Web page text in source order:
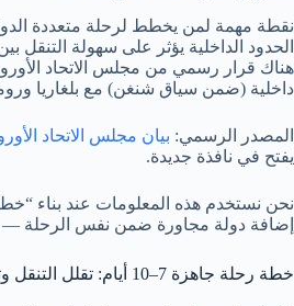
نقطة مهمة لمن يخطط لرحلة متعددة
الحدود الداخلية يؤثر على سهولة التنقل
هناك قرار رسمي من مجلس الاتحاد
داخلية (ضمن سياق شنغن) مع بلغاريا
المصدر الرسمي: بيان مجلس الاتحاد
يفتح في نافذة جديدة.
نحن نستخدم هذه المعلومات عند بناء
إضافة دولة مجاورة ضمن نفس الرحلة —
خطة رحلة جاهزة 7–10 أيام: تقلل التنقل وتزيد المتعة 🗺️